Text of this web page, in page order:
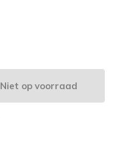
Niet op voorraad